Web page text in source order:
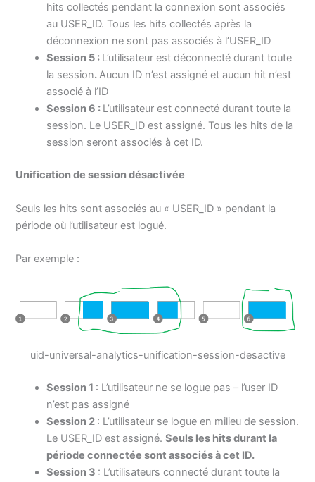
hits collectés pendant la connexion sont associés
au USER_ID. Tous les hits collectés après la
déconnexion ne sont pas associés à l’USER_ID
Session 5 : L’utilisateur est déconnecté durant toute
la session.Aucun ID n’est assigné et aucun hit n’est
associé à l’ID
Session 6 : L’utilisateur est connecté durant toute la
session. Le USER_ID est assigné. Tous les hits de la
session seront associés à cet ID.
Unification de session désactivée
Seuls les hits sont associés au « USER_ID » pendant la
période où l’utilisateur est logué.
Par exemple :
uid-universal-analytics-unification-session-desactive
Session 1 : L’utilisateur ne se logue pas – l’user ID
n’est pas assigné
Session 2 : L’utilisateur se logue en milieu de session.
Le USER_ID est assigné.Seuls les hits durant la
période connectée sont associés à cet ID.
Session 3 : L’utilisateurs connecté durant toute la